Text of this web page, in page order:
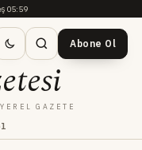
05:59
GAZETE
Abone Ol